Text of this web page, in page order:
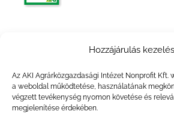
Hozzájárulás
Az AKI Agrárközgazdasági Intézet Nonprofit Kft.
a weboldal működtetése, használatának
végzett tevékenység nyomon követése és
megjelenítése érdekében.
tejtermékek